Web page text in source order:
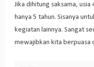
Jika dihitung saksama,
hanya 5 tahun. Sisanya
kegiatan lainnya. Sangat
mewajibkan kita berpuasa